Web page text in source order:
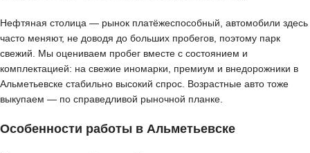
Нефтяная столица — рынок платёжеспособный, автомобили здесь
часто меняют, не доводя до больших пробегов, поэтому парк
свежий. Мы оцениваем пробег вместе с состоянием и
комплектацией: на свежие иномарки, премиум и внедорожники в
Альметьевске стабильно высокий спрос. Возрастные авто тоже
выкупаем — по справедливой рыночной планке.
Особенности работы в Альметьевске